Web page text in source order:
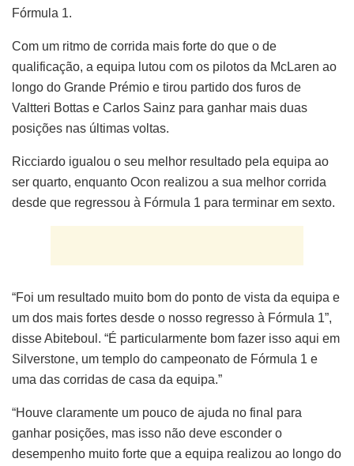
Fórmula 1.
Com um ritmo de corrida mais forte do que o de
qualificação, a equipa lutou com os pilotos da McLaren ao
longo do Grande Prémio e tirou partido dos furos de
Valtteri Bottas e Carlos Sainz para ganhar mais duas
posições nas últimas voltas.
Ricciardo igualou o seu melhor resultado pela equipa ao
ser quarto, enquanto Ocon realizou a sua melhor corrida
desde que regressou à Fórmula 1 para terminar em sexto.
“Foi um resultado muito bom do ponto de vista da equipa e
um dos mais fortes desde o nosso regresso à Fórmula 1”,
disse Abiteboul. “É particularmente bom fazer isso aqui em
Silverstone, um templo do campeonato de Fórmula 1 e
uma das corridas de casa da equipa.”
“Houve claramente um pouco de ajuda no final para
ganhar posições, mas isso não deve esconder o
desempenho muito forte que a equipa realizou ao longo do